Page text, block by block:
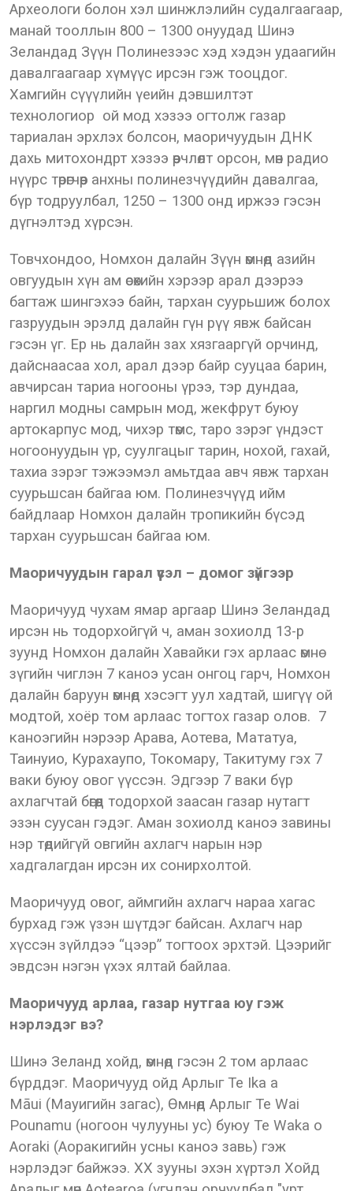
Археологи болон хэл шинжлэлийн судалгаагаар,
манай тооллын 800 – 1300 онуудад Шинэ
Зеландад Зүүн Полинезээс хэд хэдэн удаагийн
давалгаагаар хүмүүс ирсэн гэж тооцдог.
Хамгийн сүүүлийн үеийн дэвшилтэт
технологиор ой мод хэзээ огтолж газар
тариалан эрхлэх болсон, маоричуудын ДНК
дахь митохондрт хэзээ өөрчлөлт орсон, мөн радио
нүүрс төрөгчөөр анхны полинезчүүдийн давалгаа,
бүр тодруулбал, 1250 – 1300 онд иржээ гэсэн
дүгнэлтэд хүрсэн.
Товчхондоо, Номхон далайн Зүүн өмнөд азийн
овгуудын хүн ам өсөхийн хэрээр арал дээрээ
багтаж шингэхээ байн, тархан суурьшиж болох
газруудын эрэлд далайн гүн рүү явж байсан
гэсэн үг. Ер нь далайн зах хязгааргүй орчинд,
дайснаасаа хол, арал дээр байр сууцаа барин,
авчирсан тариа ногооны үрээ, тэр дундаа,
наргил модны самрын мод, жекфрут буюу
артокарпус мод, чихэр төмс, таро зэрэг үндэст
ногоонуудын үр, суулгацыг тарин, нохой, гахай,
тахиа зэрэг тэжээмэл амьтдаа авч явж тархан
суурьшсан байгаа юм. Полинезчүүд ийм
байдлаар Номхон далайн тропикийн бүсэд
тархан суурьшсан байгаа юм.
Маоричуудын гарал үүсэл – домог зүйгээр
Маоричууд чухам ямар аргаар Шинэ Зеландад
ирсэн нь тодорхойгүй ч, аман зохиолд 13-р
зуунд Номхон далайн Хавайки гэх арлаас өмнө
зүгийн чиглэн 7 каноэ усан онгоц гарч, Номхон
далайн баруун өмнөд хэсэгт уул хадтай, шигүү ой
модтой, хоёр том арлаас тогтох газар олов. 7
каноэгийн нэрээр Арава, Аотева, Мататуа,
Таинуио, Курахаупо, Токомару, Такитуму гэх 7
ваки буюу овог үүссэн. Эдгээр 7 ваки бүр
ахлагчтай бөгөөд тодорхой заасан газар нутагт
эзэн суусан гэдэг. Аман зохиолд каноэ завины
нэр төдийгүй овгийн ахлагч нарын нэр
хадгалагдан ирсэн их сонирхолтой.
Маоричууд овог, аймгийн ахлагч нараа хагас
бурхад гэж үзэн шүтдэг байсан. Ахлагч нар
хүссэн зүйлдээ “цээр” тогтоох эрхтэй. Цээрийг
эвдсэн нэгэн үхэх ялтай байлаа.
Маоричууд арлаа, газар нутгаа юу гэж
нэрлэдэг вэ?
Шинэ Зеланд хойд, өмнөд гэсэн 2 том арлаас
бүрддэг. Маоричууд ойд Арлыг Te Ika a
Māui (Мауигийн загас), Өмнөд Арлыг Te Wai
Pounamu (ногоон чулууны ус) буюу Te Waka o
Aoraki (Аоракигийн усны каноэ завь) гэж
нэрлэдэг байжээ. XX зууны эхэн хүртэл Хойд